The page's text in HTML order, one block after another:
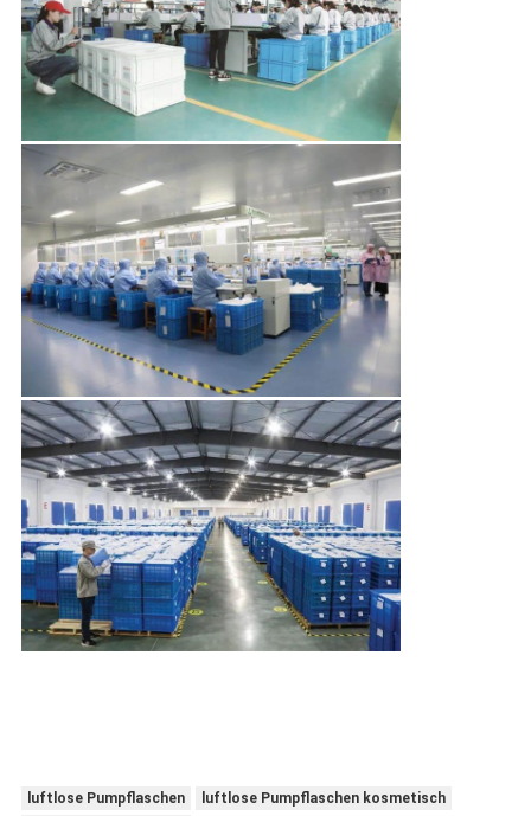
luftlose Pumpflaschen
luftlose Pumpflaschen kosmetisch